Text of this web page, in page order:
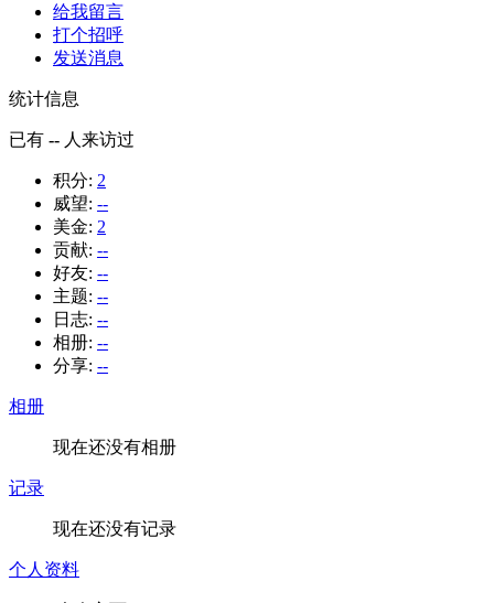
给我留言
打个招呼
发送消息
统计信息
已有 -- 人来访过
积分: 2
威望: --
美金: 2
贡献: --
好友: --
主题: --
日志: --
相册: --
分享: --
相册
现在还没有相册
记录
现在还没有记录
个人资料